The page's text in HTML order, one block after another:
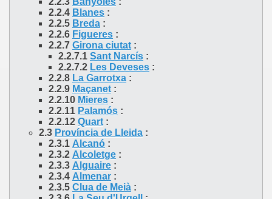
2.2.4 Blanes :
2.2.5 Breda :
2.2.6 Figueres :
2.2.7 Girona ciutat :
2.2.7.1 Sant Narcís :
2.2.7.2 Les Deveses :
2.2.8 La Garrotxa :
2.2.9 Maçanet :
2.2.10 Mieres :
2.2.11 Palamós :
2.2.12 Quart :
2.3 Província de Lleida :
2.3.1 Alcanó :
2.3.2 Alcoletge :
2.3.3 Alguaire :
2.3.4 Almenar :
2.3.5 Clua de Meià :